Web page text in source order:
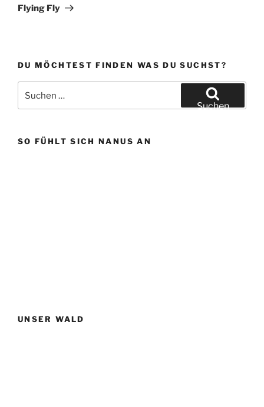
Beitrag
Flying Fly
DU MÖCHTEST FINDEN WAS DU SUCHST?
nach:
Suchen
SO FÜHLT SICH NANUS AN
UNSER WALD